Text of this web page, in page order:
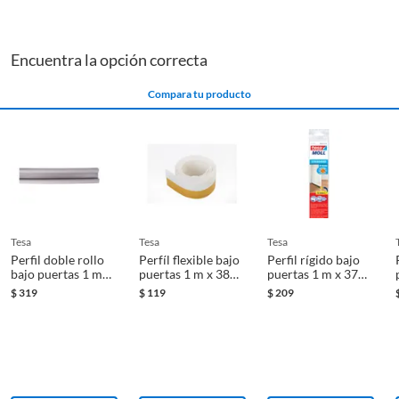
Encuentra la opción correcta
Compara tu producto
tesa
Perfil doble rollo
bajo puertas 1 m
gris
$319
tesa
Perfíl flexible bajo
puertas 1 m x 38
mm blanco
$ 119
tesa
Perfil rígido bajo
puertas 1 m x 37
mm blanco
$ 209